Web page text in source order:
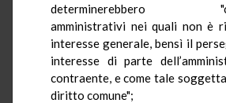
determinerebbero
amministrativi nei quali non è
interesse generale, bensì il
interesse di parte
contraente, e come tale
diritto comune";